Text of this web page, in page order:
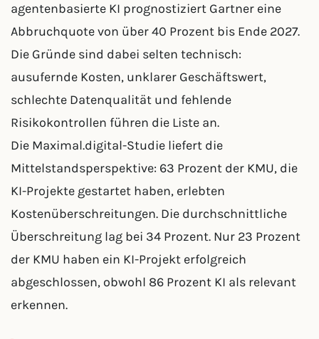
agentenbasierte KI prognostiziert Gartner eine
Abbruchquote von über 40 Prozent bis Ende 2027.
Die Gründe sind dabei selten technisch:
ausufernde Kosten, unklarer Geschäftswert,
schlechte Datenqualität und fehlende
Risikokontrollen führen die Liste an.
Die Maximal.digital-Studie liefert die
Mittelstandsperspektive: 63 Prozent der KMU, die
KI-Projekte gestartet haben, erlebten
Kostenüberschreitungen. Die durchschnittliche
Überschreitung lag bei 34 Prozent. Nur 23 Prozent
der KMU haben ein KI-Projekt erfolgreich
abgeschlossen, obwohl 86 Prozent KI als relevant
erkennen.